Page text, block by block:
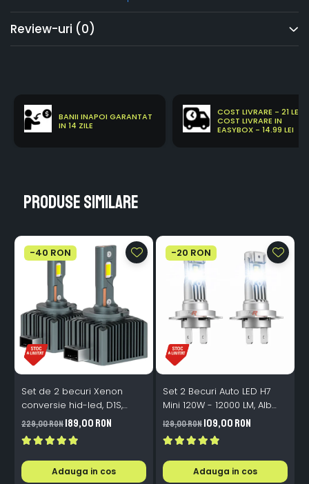
Review-uri (0)
BANII INAPOI GARANTAT
IN 14 ZILE
COST LIVRARE - 21 LEI
COST LIVRARE IN
EASYBOX - 14.99 LEI
Produse similare
-40 RON
Set de 2 becuri Xenon
conversie hid-led, D1S,
120W, 12.000lm, Canbus,
Miez Cupru, Radiator
Aluminiu, Premium, Alb
Rece
229,00 RON189,00 RON
Adauga in cos
-20 RON
Set 2 Becuri Auto LED H7
Mini 120W - 12000 LM, Alb
Rece 6500K, Canbus
Integrat + Ventilator Răcire,
Plug & Play, 12-18V
129,00 RON109,00 RON
Adauga in cos